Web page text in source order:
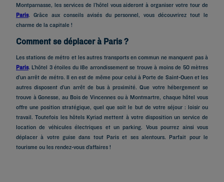
Montparnasse, les services de l’hôtel vous aideront à organiser votre tour de
Paris. Grâce aux conseils avisés du personnel, vous découvrirez tout le
charme de la capitale !
Comment se déplacer à Paris ?
Les stations de métro et les autres transports en commun ne manquent pas à
Paris. L’hôtel 3 étoiles du 18e arrondissement se trouve à moins de 50 mètres
d’un arrêt de métro. Il en est de même pour celui à Porte de Saint-Ouen et les
autres disposent d’un arrêt de bus à proximité. Que votre hébergement se
trouve à Gonesse, au Bois de Vincennes ou à Montmartre, chaque hôtel vous
offre une position stratégique, quel que soit le but de votre séjour : loisir ou
travail. Toutefois les hôtels Kyriad mettent à votre disposition un service de
location de véhicules électriques et un parking. Vous pourrez ainsi vous
déplacer à votre guise dans tout Paris et ses alentours. Parfait pour le
tourisme ou les rendez-vous d’affaires !
Hôtels à Paris
Hôtels à Marseille
Hôtels à Strasbourg
Hôtels à Bordeaux